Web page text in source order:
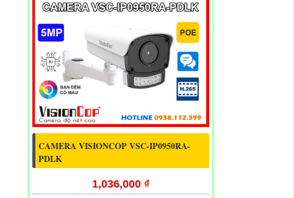
CAMERA VISIONCOP VSC-IP0950RA-
PDLK
1,036,000 ₫